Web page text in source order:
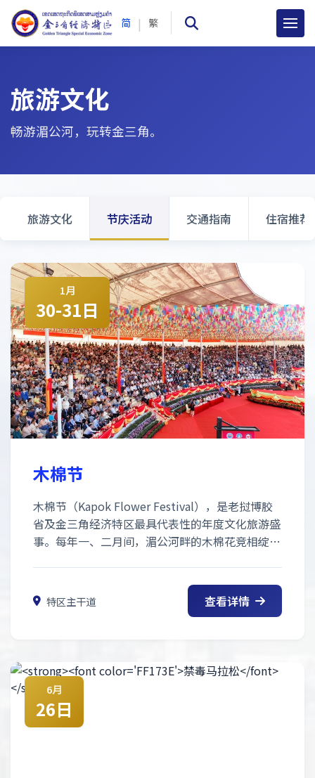
简 | 繁
旅游文化
畅游湄公河，玩转金三角。
旅游文化 节庆活动 交通指南 住宿推荐
1月
30-31日
木棉节
木棉节（Kapok Flower Festival），是老挝博胶
省及金三角经济特区最具代表性的年度文化旅游盛
事。每年一、二月间，湄公河畔的木棉花竞相绽
特区主干道 查看详情
6月
26日